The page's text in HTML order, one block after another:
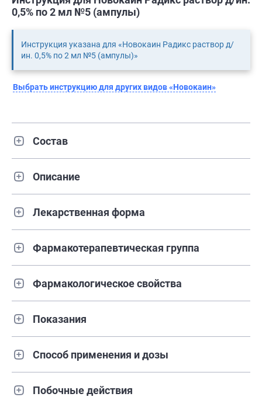
0,5% по 2 мл №5 (ампулы)
Инструкция указана для «Новокаин Радикс раствор д/
ин. 0,5% по 2 мл №5 (ампулы)»
Выбрать инструкцию для других видов «Новокаин»
Состав
Описание
Лекарственная форма
Фармакотерапевтическая группа
Фармакологическое свойства
Показания
Способ применения и дозы
Побочные действия